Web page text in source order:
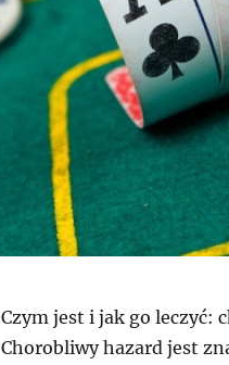
Czym jest i jak go leczyć:
Chorobliwy hazard jest